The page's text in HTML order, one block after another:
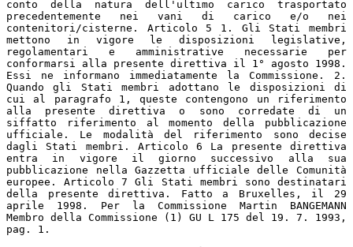
conto della natura dell'ultimo carico trasportato
precedentemente nei vani di carico e/o nei
contenitori/cisterne. Articolo 5 1. Gli Stati membri
mettono in vigore le disposizioni legislative,
regolamentari e amministrative necessarie per
conformarsi alla presente direttiva il 1° agosto 1998.
Essi ne informano immediatamente la Commissione. 2.
Quando gli Stati membri adottano le disposizioni di
cui al paragrafo 1, queste contengono un riferimento
alla presente direttiva o sono corredate di un
siffatto riferimento al momento della pubblicazione
ufficiale. Le modalità del riferimento sono decise
dagli Stati membri. Articolo 6 La presente direttiva
entra in vigore il giorno successivo alla sua
pubblicazione nella Gazzetta ufficiale delle Comunità
europee. Articolo 7 Gli Stati membri sono destinatari
della presente direttiva. Fatto a Bruxelles, il 29
aprile 1998. Per la Commissione Martin BANGEMANN
Membro della Commissione (1) GU L 175 del 19. 7. 1993,
pag. 1.